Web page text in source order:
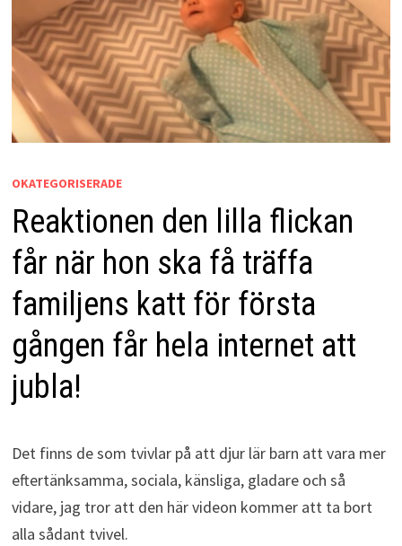
OKATEGORISERADE
Reaktionen den lilla flickan
får när hon ska få träffa
familjens katt för första
gången får hela internet att
jubla!
Det finns de som tvivlar på att djur lär barn att vara mer
eftertänksamma, sociala, känsliga, gladare och så
vidare, jag tror att den här videon kommer att ta bort
alla sådant tvivel.